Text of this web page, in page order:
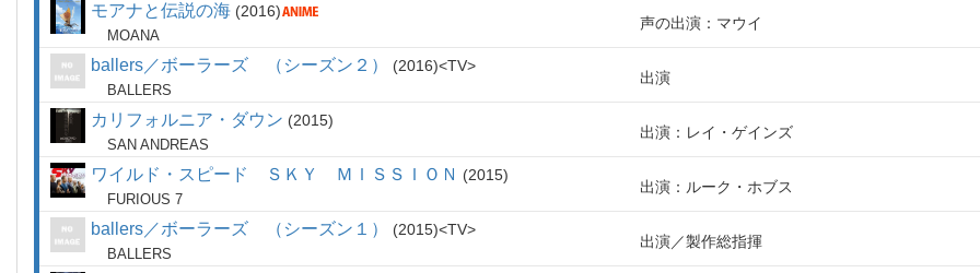
モアナと伝説の海 2016
MOANA
声の出演：マウイ
ballers／ボーラーズ （シーズン２） 2016 TV
BALLERS
出演
カリフォルニア・ダウン 2015
SAN ANDREAS
出演：レイ・ゲインズ
ワイルド・スピード ＳＫＹ ＭＩＳＳＩＯＮ 2015
FURIOUS 7
出演：ルーク・ホブス
ballers／ボーラーズ （シーズン１） 2015 TV
BALLERS
出演 製作総指揮